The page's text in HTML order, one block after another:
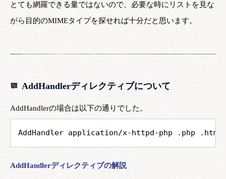
とても網羅できる量ではないので、必要な時にリストを見な
がら目的のMIMEタイプを探せれば十分だと思います。
AddHandlerディレクティブについて
AddHandlerの場合は以下の通りでした。
AddHandler application/x-httpd-php .php .html
AddHandlerディレクティブの解説